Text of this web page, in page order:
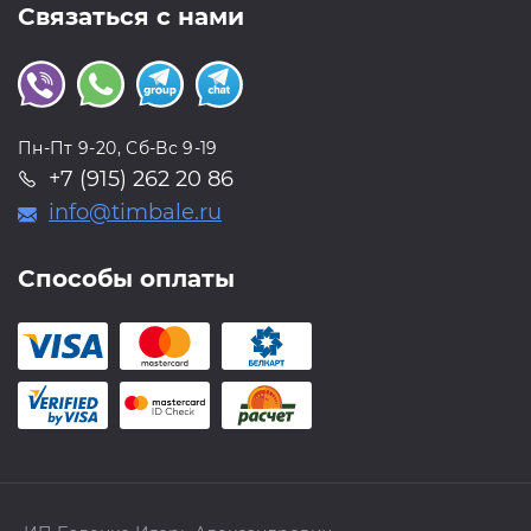
Связаться с нами
Пн-Пт 9-20, Сб-Вс 9-19
+7 (915) 262 20 86
info@timbale.ru
Способы оплаты